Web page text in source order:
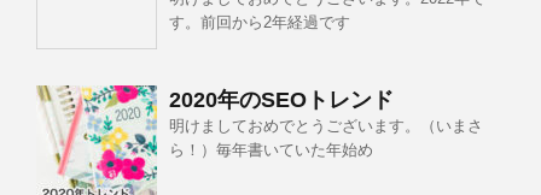
す。前回から2年経過です
2020年のSEOトレンド
明けましておめでとうございます。（いまさ
ら！）毎年書いていた年始め